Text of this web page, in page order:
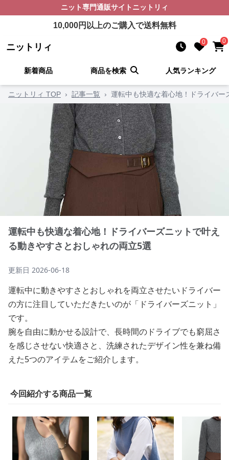
ニット専門通販サイト ニットリィ
10,000円以上のご購入で送料無料
ニットリィ 0 0
新着商品 商品を検索 人気ランキング
ニットリィ TOP › 記事一覧 › 運転中も快適な着心地！ドライバ
運転中も快適な着心地！ドライバーズニットで叶え
る動きやすさとおしゃれの両立5選
更新日 2026-06-18
運転中に動きやすさとおしゃれを両立させたいドライバー
の方に注目していただきたいのが「ドライバーズニット」
です。
腕を自由に動かせる設計で、長時間のドライブでも窮屈さ
を感じさせない快適さと、洗練されたデザイン性を兼ね備
えた5つのアイテムをご紹介します。
今回紹介する商品一覧